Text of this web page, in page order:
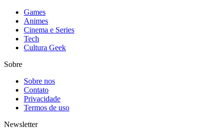
Games
Animes
Cinema e Series
Tech
Cultura Geek
Sobre
Sobre nos
Contato
Privacidade
Termos de uso
Newsletter